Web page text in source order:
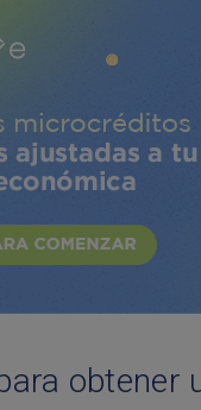
obtener